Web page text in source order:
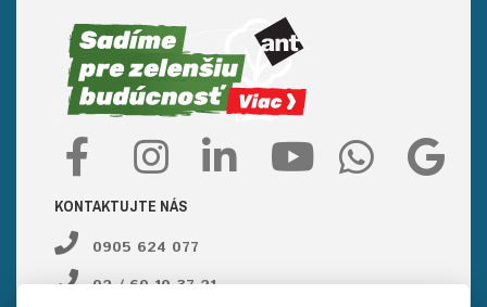
KONTAKTUJTE NÁS
0905 624 077
02 / 60 10 37 21